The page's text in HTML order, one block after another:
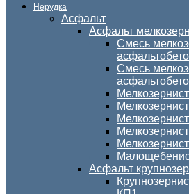
Нерудка
Асфальт
Асфальт
Смесь
Смесь
Асфальт